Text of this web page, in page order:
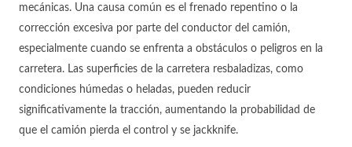
mecánicas. Una causa común es el frenado repentino o la
corrección excesiva por parte del conductor del camión,
especialmente cuando se enfrenta a obstáculos o peligros en la
carretera. Las superficies de la carretera resbaladizas, como
condiciones húmedas o heladas, pueden reducir
significativamente la tracción, aumentando la probabilidad de
que el camión pierda el control y se jackknife.